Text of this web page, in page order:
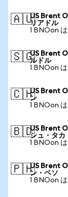
🇦🇺US Brent
リアドル
1 BNOon
🇸🇬US Brent
ルドル
1 BNOon
🇨🇭US Brent
ン
1 BNOon
🇧🇩US Brent
シュ・タカ
1 BNOon
🇵🇭US Brent
ン・ペソ
1 BNOon